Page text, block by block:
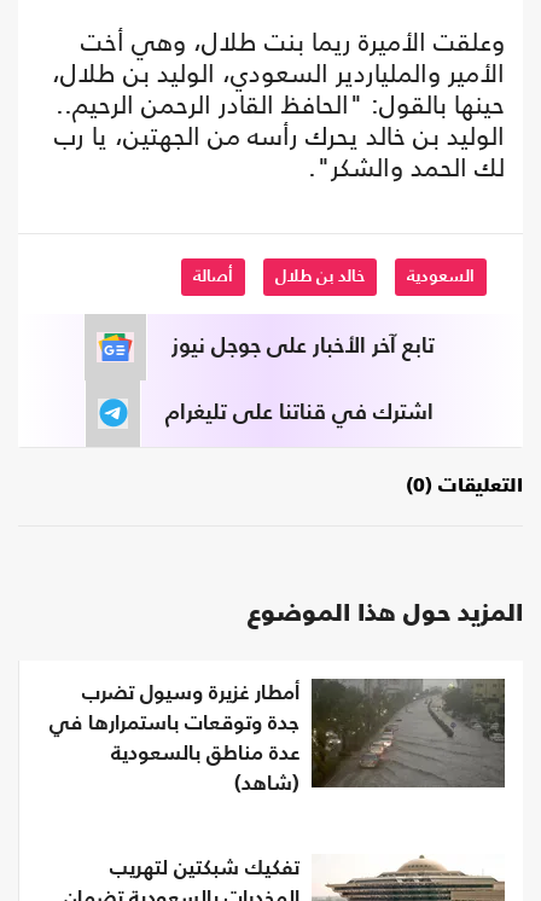
وعلقت الأميرة ريما بنت طلال، وهي أخت
الأمير والملياردير السعودي، الوليد بن طلال،
حينها بالقول: "الحافظ القادر الرحمن الرحيم..
الوليد بن خالد يحرك رأسه من الجهتين، يا رب
لك الحمد والشكر".
السعودية خالد بن طلال أصالة
تابع آخر الأخبار على جوجل نيوز
اشترك في قناتنا على تليغرام
التعليقات (0)
المزيد حول هذا الموضوع
أمطار غزيرة وسيول تضرب
جدة وتوقعات باستمرارها في
عدة مناطق بالسعودية
(شاهد)
تفكيك شبكتين لتهريب